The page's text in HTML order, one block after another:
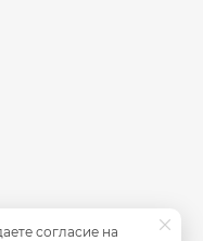
согласие на